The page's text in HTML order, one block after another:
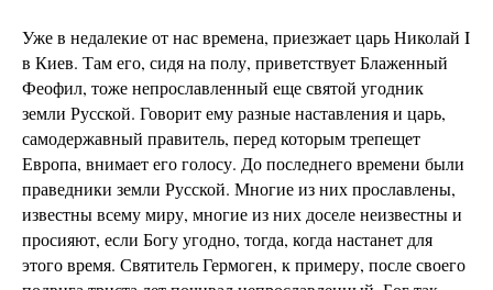
Уже в недалекие от нас времена, приезжает царь Николай I
в Киев. Там его, сидя на полу, приветствует Блаженный
Феофил, тоже непрославленный еще святой угодник
земли Русской. Говорит ему разные наставления и царь,
самодержавный правитель, перед которым трепещет
Европа, внимает его голосу. До последнего времени были
праведники земли Русской. Многие из них прославлены,
известны всему миру, многие из них доселе неизвестны и
просияют, если Богу угодно, тогда, когда настанет для
этого время. Святитель Гермоген, к примеру, после своего